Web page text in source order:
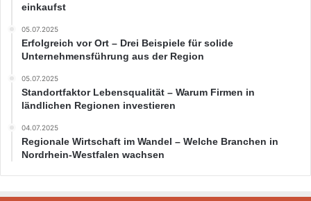
einkaufst
05.07.2025
Erfolgreich vor Ort – Drei Beispiele für solide
Unternehmensführung aus der Region
05.07.2025
Standortfaktor Lebensqualität – Warum Firmen in
ländlichen Regionen investieren
04.07.2025
Regionale Wirtschaft im Wandel – Welche Branchen in
Nordrhein-Westfalen wachsen